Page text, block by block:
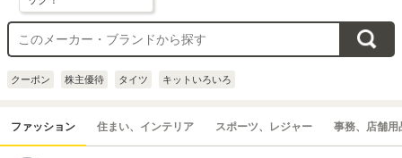
クーポン 株主優待 タイツ キットいろいろ
ファッション 住まい、インテリア スポーツ、レジャー 事務、店舗用